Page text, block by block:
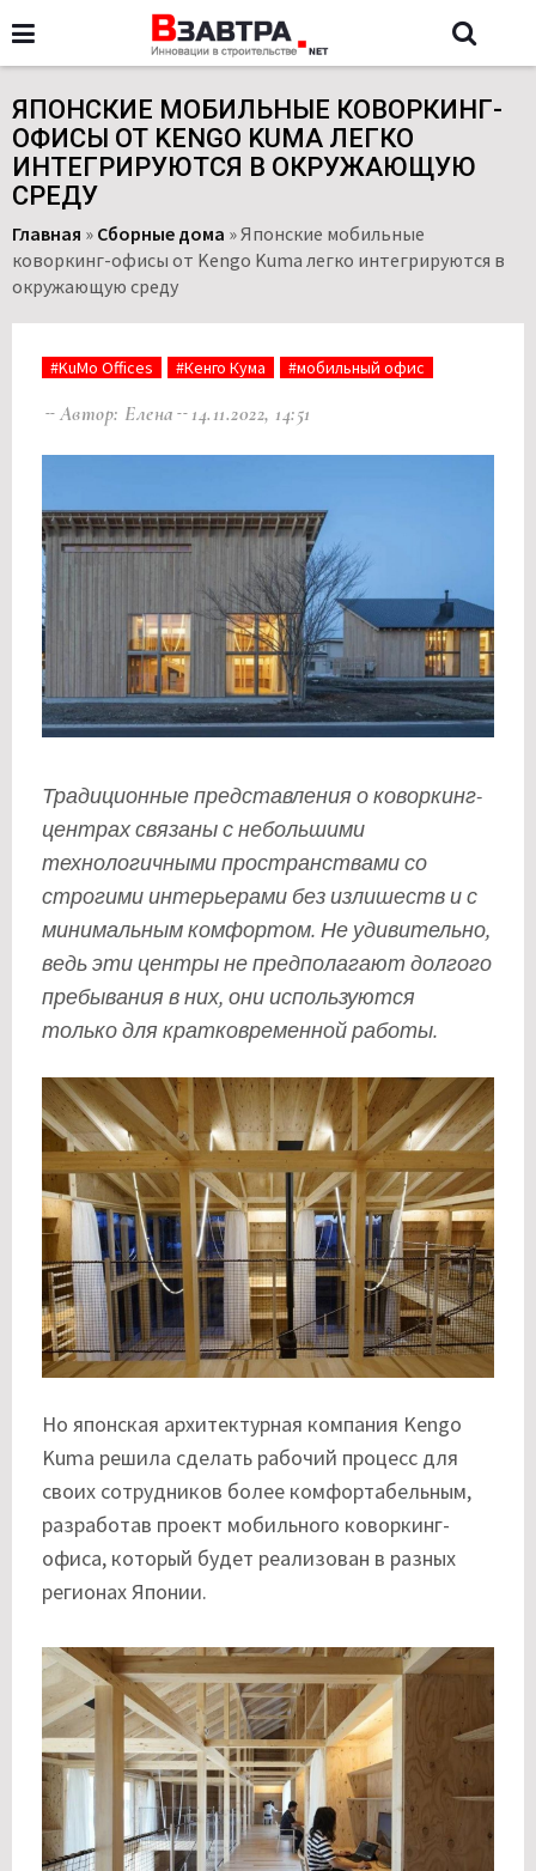
ЯПОНСКИЕ МОБИЛЬНЫЕ КОВОРКИНГ-
ОФИСЫ ОТ KENGO KUMA ЛЕГКО
ИНТЕГРИРУЮТСЯ В ОКРУЖАЮЩУЮ
СРЕДУ
Главная » Сборные дома »Японские мобильные
коворкинг-офисы от Kengo Kuma легко интегрируются в
окружающую среду
#KuMo Offices #Кенго Кума #мобильный офис
Автор: Елена 14.11.2022, 14:51
Традиционные представления о коворкинг-
центрах связаны с небольшими
технологичными пространствами со
строгими интерьерами без излишеств и с
минимальным комфортом. Не удивительно,
ведь эти центры не предполагают долгого
пребывания в них, они используются
только для кратковременной работы.
Но японская архитектурная компания Kengo
Kuma решила сделать рабочий процесс для
своих сотрудников более комфортабельным,
разработав проект мобильного коворкинг-
офиса, который будет реализован в разных
регионах Японии.